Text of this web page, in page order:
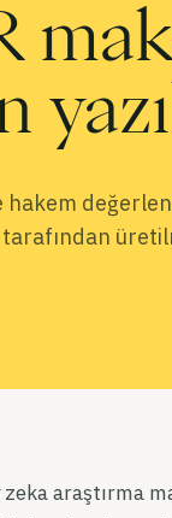
hakem
zeka araştırma